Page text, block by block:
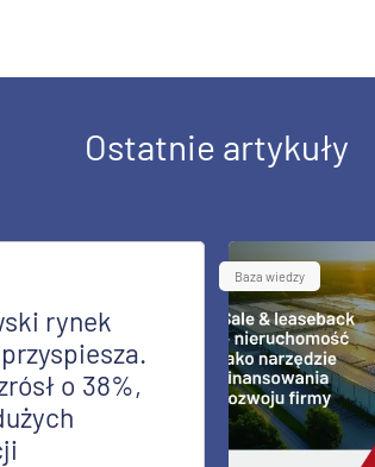
Ostatnie artykuły
rynek
o 38%,
Baza wiedzy